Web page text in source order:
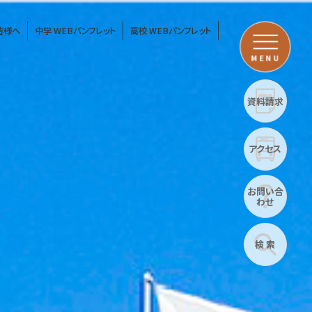
様へ 中学 WEBパンフレット 高校 WEBパンフレット
MENU
資料請求
アクセス
お問い合
わせ
検 索